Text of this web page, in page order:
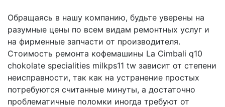
Обращаясь в нашу компанию, будьте уверены на
разумные цены по всем видам ремонтных услуг и
на фирменные запчасти от производителя.
Стоимость ремонта кофемашины La Cimbali q10
chokolate specialities milkps11 tw зависит от степени
неисправности, так как на устранение простых
потребуются считанные минуты, а достаточно
проблематичные поломки иногда требуют от